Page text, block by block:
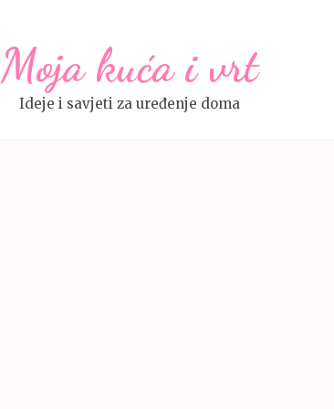
Moja kuća i vrt
Ideje i savjeti za uređenje doma